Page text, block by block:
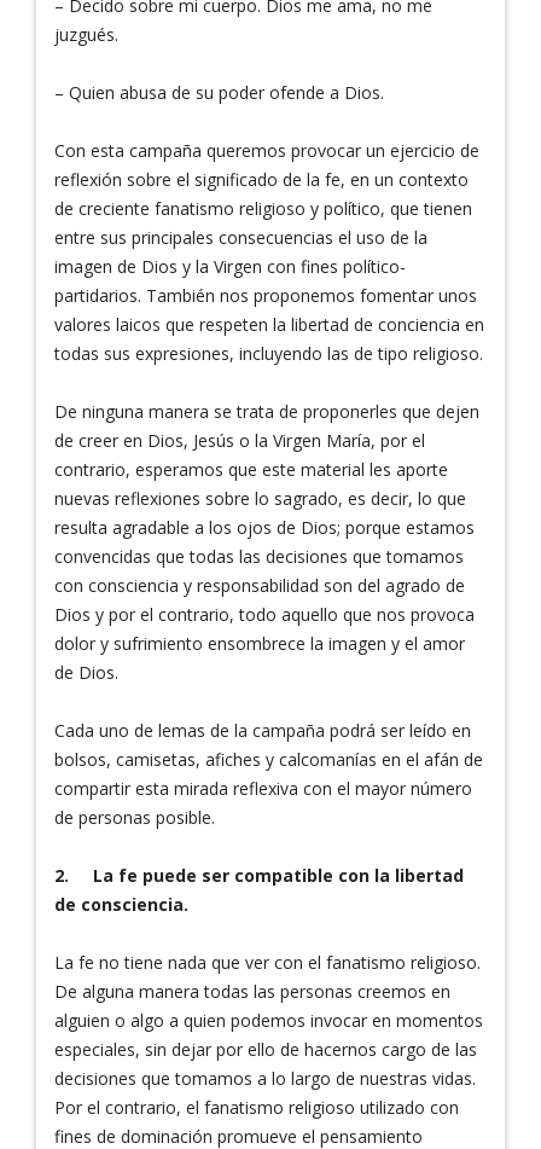
– Decido sobre mi cuerpo. Dios me ama, no me
juzgués.
– Quien abusa de su poder ofende a Dios.
Con esta campaña queremos provocar un ejercicio de
reflexión sobre el significado de la fe, en un contexto
de creciente fanatismo religioso y político, que tienen
entre sus principales consecuencias el uso de la
imagen de Dios y la Virgen con fines político-
partidarios. También nos proponemos fomentar unos
valores laicos que respeten la libertad de conciencia en
todas sus expresiones, incluyendo las de tipo religioso.
De ninguna manera se trata de proponerles que dejen
de creer en Dios, Jesús o la Virgen María, por el
contrario, esperamos que este material les aporte
nuevas reflexiones sobre lo sagrado, es decir, lo que
resulta agradable a los ojos de Dios; porque estamos
convencidas que todas las decisiones que tomamos
con consciencia y responsabilidad son del agrado de
Dios y por el contrario, todo aquello que nos provoca
dolor y sufrimiento ensombrece la imagen y el amor
de Dios.
Cada uno de lemas de la campaña podrá ser leído en
bolsos, camisetas, afiches y calcomanías en el afán de
compartir esta mirada reflexiva con el mayor número
de personas posible.
2. La fe puede ser compatible con la libertad
de consciencia.
La fe no tiene nada que ver con el fanatismo religioso.
De alguna manera todas las personas creemos en
alguien o algo a quien podemos invocar en momentos
especiales, sin dejar por ello de hacernos cargo de las
decisiones que tomamos a lo largo de nuestras vidas.
Por el contrario, el fanatismo religioso utilizado con
fines de dominación promueve el pensamiento